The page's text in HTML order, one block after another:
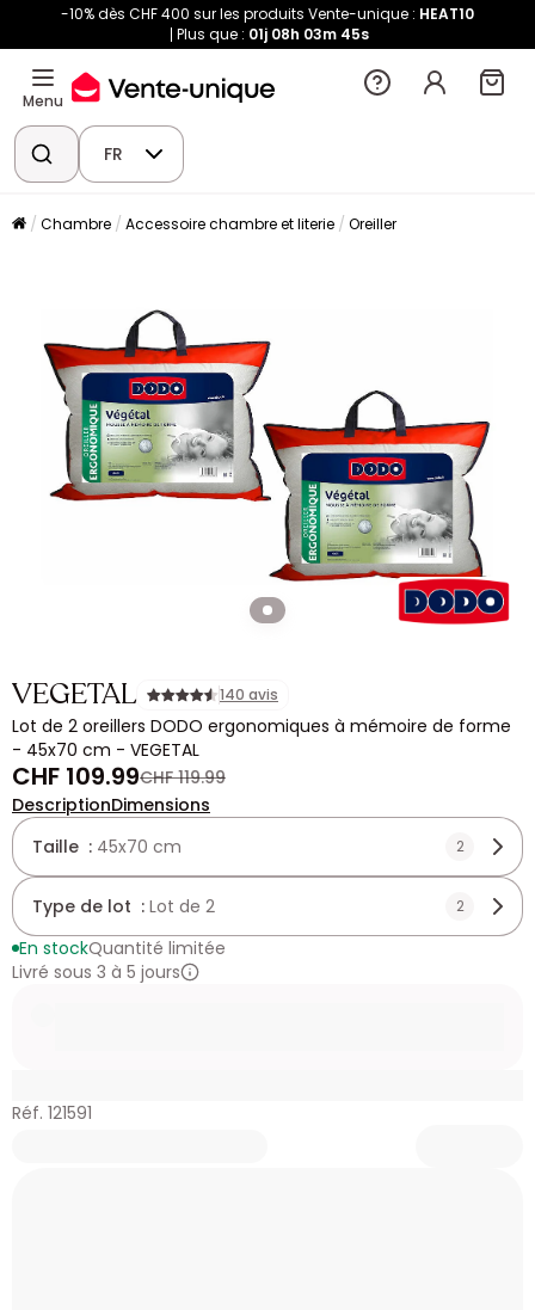
-10% dès CHF 400 sur les produits Vente-unique : HEAT10
Plus que : 01j 08h 03m 45s
Menu
FR
Chambre Accessoire chambre et literie Oreiller
VEGETAL 140 avis
Lot de 2 oreillers DODO ergonomiques à mémoire de forme
- 45x70 cm - VEGETAL
CHF 109.99CHF 119.99
DescriptionDimensions
Taille : 45x70 cm 2
Type de lot : Lot de 2 2
En stockQuantité limitée
Livré sous 3 à 5 jours
Réf. 121591